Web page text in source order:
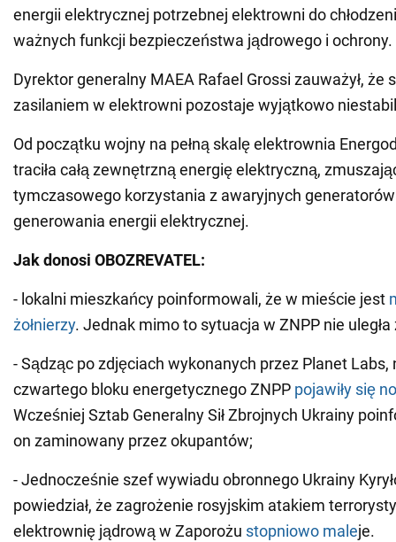
energii elektrycznej potrzebnej elektrowni do
ważnych funkcji bezpieczeństwa jądrowego i ochrony.
Dyrektor generalny MAEA Rafael Grossi zauważył, że
zasilaniem w elektrowni pozostaje wyjątkowo
Od początku wojny na pełną skalę elektrownia
traciła całą zewnętrzną energię elektryczną,
tymczasowego korzystania z awaryjnych
generowania energii elektrycznej.
Jak donosi OBOZREVATEL:
- lokalni mieszkańcy poinformowali, że w mieście jest
żołnierzy. Jednak mimo to sytuacja w ZNPP nie uległa
- Sądząc po zdjęciach wykonanych przez Planet Labs,
czwartego bloku energetycznego ZNPP pojawiły się
Wcześniej Sztab Generalny Sił Zbrojnych Ukrainy
on zaminowany przez okupantów;
- Jednocześnie szef wywiadu obronnego Ukrainy
powiedział, że zagrożenie rosyjskim atakiem
elektrownię jądrową w Zaporożu stopniowo maleje.